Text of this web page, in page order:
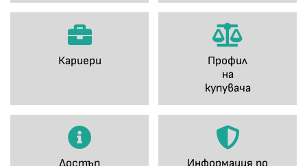
Кариери
Профил
на
купувача
Достъп
Информация по